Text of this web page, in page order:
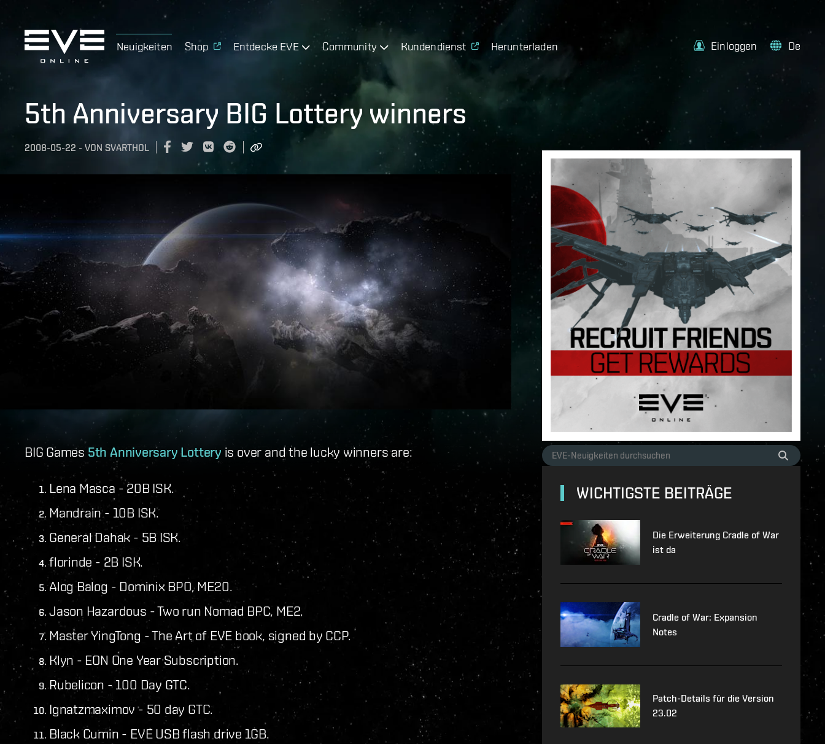
Neuigkeiten Shop Entdecke EVE Community Kundendienst Herunterladen Einloggen De
5th Anniversary BIG Lottery winners
2008-05-22 - VON SVARTHOL
BIG Games 5th Anniversary Lottery is over and the lucky winners are:
Lena Masca - 20B ISK.
Mandrain - 10B ISK.
General Dahak - 5B ISK.
florinde - 2B ISK.
Alog Balog - Dominix BPO, ME20.
Jason Hazardous - Two run Nomad BPC, ME2.
Master YingTong - The Art of EVE book, signed by CCP.
Klyn - EON One Year Subscription.
Rubelicon - 100 Day GTC.
Ignatzmaximov - 50 day GTC.
Black Cumin - EVE USB flash drive 1GB.
WICHTIGSTE BEITRÄGE
Die Erweiterung Cradle of War
ist da
Cradle of War: Expansion
Notes
Patch-Details für die Version
23.02